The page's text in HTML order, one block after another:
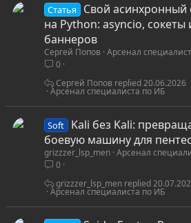
Статья
Свой асинхронный
на Python: asyncio, сокеты
баннеров
Сергей Попов Арсенал
0
Арсенал специалиста по ИБ
20.06.2026
Сергей Попов
Soft
Kali без Kali:
боевую машину для
grizzzer_lsp_men Арсенал
0
Арсенал специалиста по ИБ
grizzzer_lsp_men